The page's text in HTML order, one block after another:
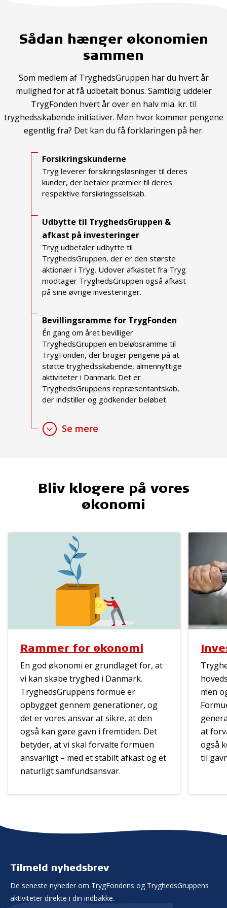
Sådan hænger økonomien
sammen
Som medlem af TryghedsGruppen har du hvert år
mulighed for at få udbetalt bonus. Samtidig uddeler
TrygFonden hvert år over en halv mia. kr. til
tryghedsskabende initiativer. Men hvor kommer pengene
egentlig fra? Det kan du få forklaringen på her.
Forsikringskunderne
Tryg leverer forsikringsløsninger til deres
kunder, der betaler præmier til deres
respektive forsikringsselskab.
Udbytte til TryghedsGruppen &
afkast på investeringer
Tryg udbetaler udbytte til
TryghedsGruppen, der er den største
aktionær i Tryg. Udover afkastet fra Tryg
modtager TryghedsGruppen også afkast
på sine øvrige investeringer.
Bevillingsramme for TrygFonden
Én gang om året bevilliger
TryghedsGruppen en beløbsramme til
TrygFonden, der bruger pengene på at
støtte tryghedsskabende, almennyttige
aktiviteter i Danmark. Det er
TryghedsGruppens repræsentantskab,
der indstiller og godkender beløbet.
Se mere
Bliv klogere på vores
økonomi
Rammer for økonomi
En god økonomi er grundlaget for, at
vi kan skabe tryghed i Danmark.
TryghedsGruppens formue er
opbygget gennem generationer, og
det er vores ansvar at sikre, at den
også kan gøre gavn i fremtiden. Det
betyder, at vi skal forvalte formuen
ansvarligt – med et stabilt afkast og et
naturligt samfundsansvar.
men
at
også
til
Tilmeld nyhedsbrev
De seneste nyheder om TrygFondens og TryghedsGruppens
aktiviteter direkte i din indbakke.